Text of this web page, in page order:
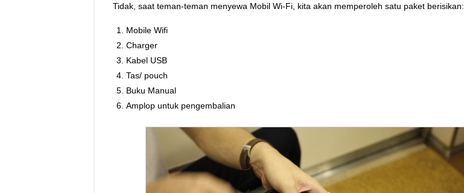
Tidak, saat teman-teman menyewa Mobil Wi-Fi, kita akan memperoleh satu paket berisikan:
Mobile Wifi
Charger
Kabel USB
Tas/ pouch
Buku Manual
Amplop untuk pengembalian